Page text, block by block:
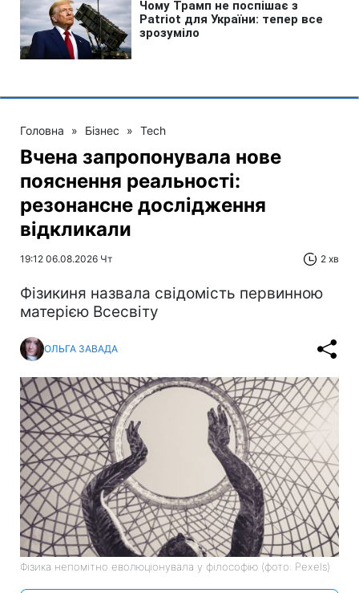
Головна » Бізнес » Tech
Вчена запропонувала нове
пояснення реальності:
резонансне дослідження
відкликали
19:12 06.08.2026 Чт 2 хв
Фізикиня назвала свідомість первинною
матерією Всесвіту
ОЛЬГА ЗАВАДА
Фізика непомітно еволюціонувала у філософію (фото: Pexels)